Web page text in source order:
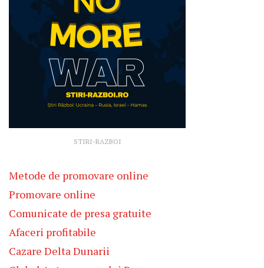
STIRI-RAZBOI
Metode de promovare online
Promovare online
Comunicate de presa gratuite
Afaceri profitabile
Cazare Delta Dunarii